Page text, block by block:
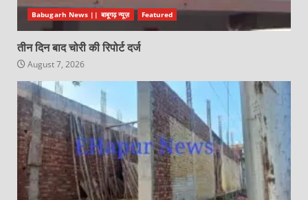
Babugarh News || बाबूगढ़ न्यूज़ Featured
तीन दिन बाद चोरी की रिपोर्ट दर्ज
August 7, 2026